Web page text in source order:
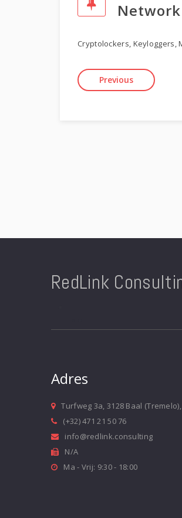
Cryptolockers,
Previous
RedLink
Adres
Turfweg 3a, 3128 Baal
(+32) 471 21 50 76
info@redlink.consulting
N/A
Ma - Vrij: 9:30 - 18:00